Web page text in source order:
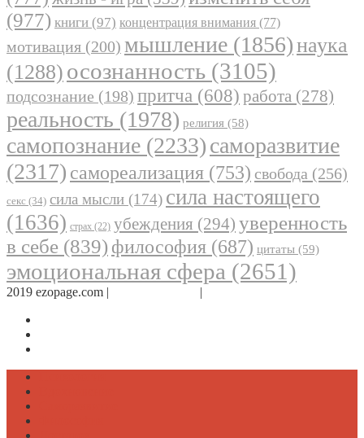
(977) книги (97) концентрация внимания (77)
мотивация (200) мышление (1856)наука
(1288) осознанность (3105)
подсознание (198) притча (608) работа (278)
реальность (1978) религия (58)
самопознание (2233)саморазвитие
(2317) самореализация (753) свобода (256)
секс (34) сила мысли (174) сила настоящего
(1636) страх (22) убеждения (294) уверенность
в себе (839) философия (687) цитаты (59)
эмоциональная сфера (2651)
2019 ezopage.com | |